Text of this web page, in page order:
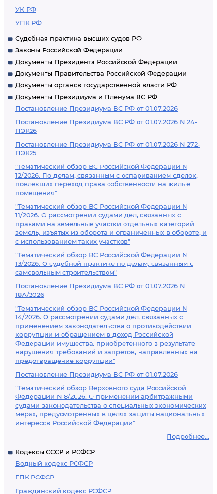
УК РФ
УПК РФ
Судебная практика высших судов РФ
Законы Российской Федерации
Документы Президента Российской Федерации
Документы Правительства Российской Федерации
Документы органов государственной власти РФ
Документы Президиума и Пленума ВС РФ
Постановление Президиума ВС РФ от 01.07.2026
Постановление Президиума ВС РФ от 01.07.2026 N 24-
ПЭК26
Постановление Президиума ВС РФ от 01.07.2026 N 272-
ПЭК25
"Тематический обзор ВС Российской Федерации N
12/2026. По делам, связанным с оспариванием сделок,
повлекших переход права собственности на жилые
помещения"
"Тематический обзор ВС Российской Федерации N
11/2026. О рассмотрении судами дел, связанных с
правами на земельные участки отдельных категорий
земель, изъятых из оборота и ограниченных в обороте, и
с использованием таких участков"
"Тематический обзор ВС Российской Федерации N
13/2026. О судебной практике по делам, связанным с
самовольным строительством"
Постановление Президиума ВС РФ от 01.07.2026 N
18А/2026
"Тематический обзор ВС Российской Федерации N
14/2026. О рассмотрении судами дел, связанных с
применением законодательства о противодействии
коррупции и обращением в доход Российской
Федерации имущества, приобретенного в результате
нарушения требований и запретов, направленных на
предотвращение коррупции"
Постановление Президиума ВС РФ от 01.07.2026
"Тематический обзор Верховного суда Российской
Федерации N 8/2026. О применении арбитражными
судами законодательства о специальных экономических
мерах, предусмотренных в целях защиты национальных
интересов Российской Федерации"
Подробнее...
Кодексы СССР и РСФСР
Водный кодекс РСФСР
ГПК РСФСР
Гражданский кодекс РСФСР